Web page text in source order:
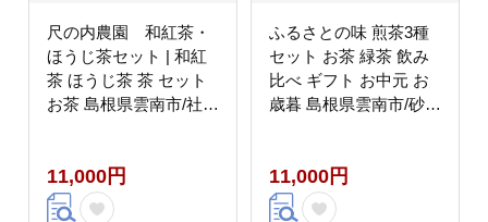
尺の内農園 和紅茶・
ほうじ茶セット | 和紅
茶 ほうじ茶 茶 セット
お茶 島根県雲南市/社会
11,000円
ふるさとの味 煎茶3種
セット お茶 緑茶 飲み
比べ ギフト お中元 お
歳暮 島根県雲南市/砂子
11,000円